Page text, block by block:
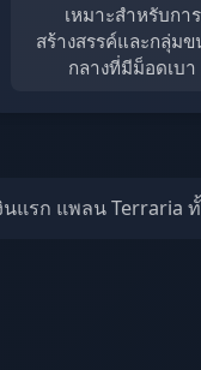
เหมาะสำหรับการ
สร้างสรรค์และกลุ่มข
กลางที่มีม็อดเบา
นแรก แพลน